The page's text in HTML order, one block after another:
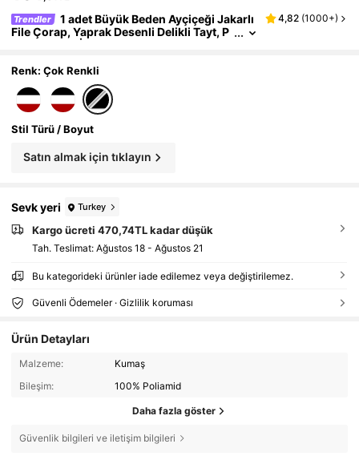
Trendler
1 adet Büyük Beden Ayçiçeği Jakarlı
File Çorap, Yaprak Desenli Delikli Tayt, P
arti, Ev, Ofis İçin Seksi ve Şık, Çok Yönlü,
umlar İçin Siyah Tayt
4,82 (1000+)
Renk: Çok Renkli
Stil Türü / Boyut
Satın almak için tıklayın
Sevk yeri Turkey
Kargo ücreti 470,74TL kadar düşük
Tah. Teslimat: Ağustos 18 - Ağustos 21
Bu kategorideki ürünler iade edilemez veya değiştirilemez.
Güvenli Ödemeler · Gizlilik koruması
Ürün Detayları
Malzeme:
Kumaş
Bileşim:
100% Poliamid
Daha fazla göster
Güvenlik bilgileri ve iletişim bilgileri